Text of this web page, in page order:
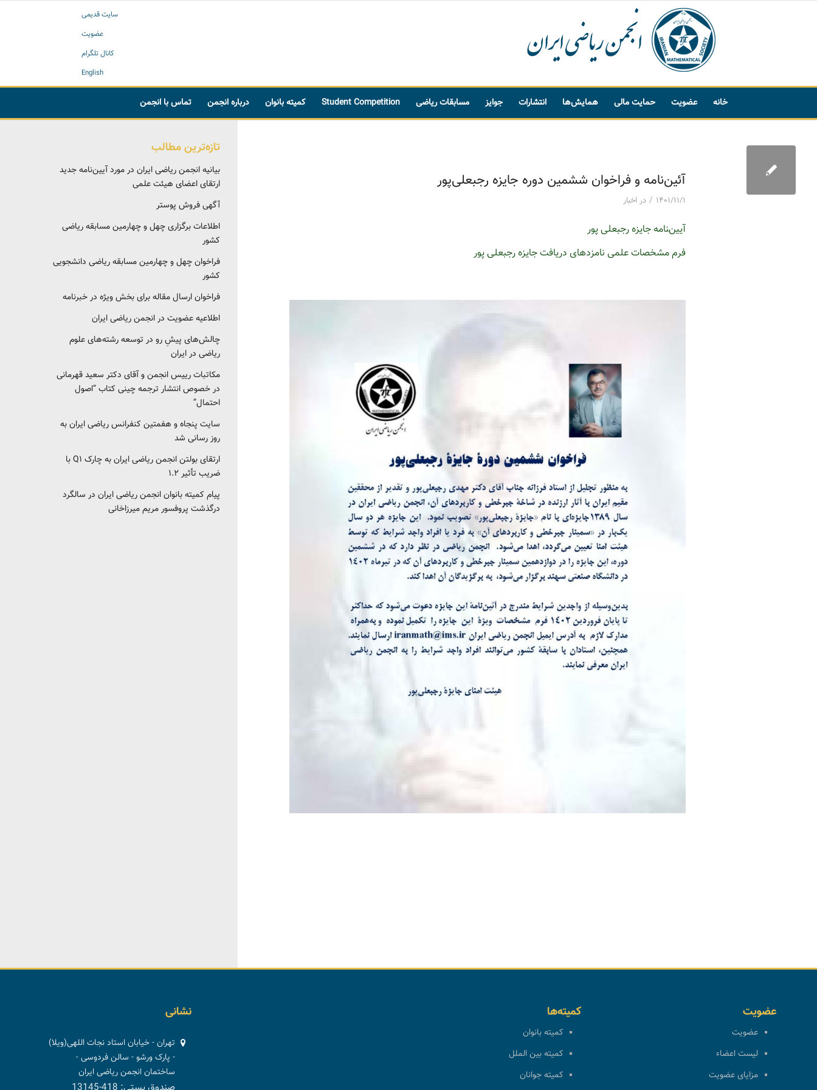
سایت قدیمی
عضویت
کانال تلگرام
English
خانه عضویت حمایت مالی همایش‌ها انتشارات جوایز مسابقات ریاضی Student Competition کمیته بانوان درباره انجمن تماس با انجمن
آئین‌نامه و فراخوان ششمین دوره جایزه رجبعلی‌پور
۱۴۰۱/۱۱/۱ / در اخبار
آیین‌‍نامه جایزه رجبعلی پور
فرم مشخصات علمی نامزدهای دریافت جایزه رجبعلی پور
تازه‌ترین مطالب
بیانیه انجمن ریاضی ایران در مورد آیین‌نامه جدید
ارتقای اعضای هیئت علمی
آگهی فروش پوستر
اطلاعات برگزاری چهل و چهارمین مسابقه ریاضی
کشور
فراخوان چهل و چهارمین مسابقه ریاضی دانشجویی
کشور‎‎
فراخوان ارسال مقاله برای بخش ویژه در خبرنامه
اطلاعیه عضویت در انجمن ریاضی ایران
چالش‌های پیشِ رو در توسعه رشته‌های علوم
ریاضی در ایران
مکاتبات رییس انجمن و آقای دکتر سعید قهرمانی
در خصوص انتشار ترجمه چینی کتاب “اصول
احتمال”
سایت پنجاه و هفمتین کنفرانس ریاضی ایران به
روز رسانی شد
ارتقای بولتن انجمن ریاضی ایران به چارک Q1 با
ضریب تأثیر ۱.۲
پیام کمیته بانوان انجمن ریاضی ایران در سالگرد
درگذشت پروفسور مریم میرزاخانی
عضویت
عضویت
لیست اعضاء
مزایای عضویت
کمیته‌ها
کمیته بانوان
کمیته بین الملل
کمیته جوانان
نشانی
تهران - خیابان استاد نجات اللهی(ویلا)
- پارک ورشو - سالن فردوسی -
ساختمان انجمن ریاضی ایران